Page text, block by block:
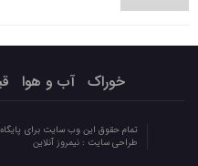
خوراک آب و هوا
تمام حقوق این وب سایت برای
طراحی سایت : نیمروز آنلاین